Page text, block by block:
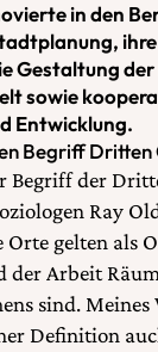
in den
Gestaltung der
sowie
Entwicklung.
Begriff
Begriff der
Ray
gelten als
der Arbeit
sind. Meines
Definition